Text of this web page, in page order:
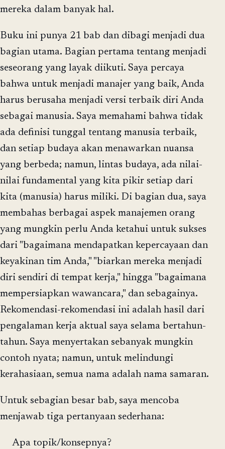
mereka dalam banyak hal.
Buku ini punya 21 bab dan dibagi menjadi dua
bagian utama. Bagian pertama tentang menjadi
seseorang yang layak diikuti. Saya percaya
bahwa untuk menjadi manajer yang baik, Anda
harus berusaha menjadi versi terbaik diri Anda
sebagai manusia. Saya memahami bahwa tidak
ada definisi tunggal tentang manusia terbaik,
dan setiap budaya akan menawarkan nuansa
yang berbeda; namun, lintas budaya, ada nilai-
nilai fundamental yang kita pikir setiap dari
kita (manusia) harus miliki. Di bagian dua, saya
membahas berbagai aspek manajemen orang
yang mungkin perlu Anda ketahui untuk sukses
dari "bagaimana mendapatkan kepercayaan dan
keyakinan tim Anda," "biarkan mereka menjadi
diri sendiri di tempat kerja," hingga "bagaimana
mempersiapkan wawancara," dan sebagainya.
Rekomendasi-rekomendasi ini adalah hasil dari
pengalaman kerja aktual saya selama bertahun-
tahun. Saya menyertakan sebanyak mungkin
contoh nyata; namun, untuk melindungi
kerahasiaan, semua nama adalah nama samaran.
Untuk sebagian besar bab, saya mencoba
menjawab tiga pertanyaan sederhana:
Apa topik/konsepnya?